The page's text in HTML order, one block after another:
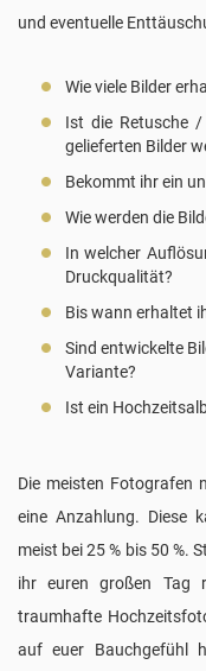
und eventuelle
Wie viele Bilder
Ist die Retusche
gelieferten Bilder
Bekommt ihr ein
Wie werden die
In welcher
Druckqualität?
Bis wann erhaltet
Sind entwickelte
Variante?
Ist ein
Die meisten Fotografen
eine Anzahlung. Diese
meist bei 25 % bis 50 %.
ihr euren großen Tag
traumhafte
auf euer Bauchgefühl